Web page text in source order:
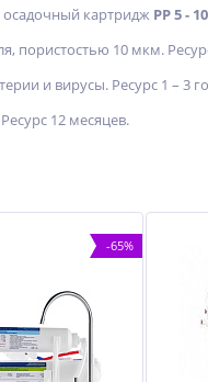
картридж РР 5 -
пористостью 10 мкм.
и вирусы. Ресурс 1 – 3
12 месяцев.
-65%